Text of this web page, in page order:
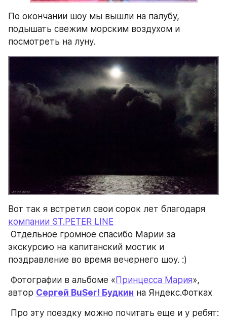
По окончании шоу мы вышли на палубу,
подышать свежим морским воздухом и
посмотреть на луну.
компании ST.PETER LINE
экскурсию на капитанский мостик и
поздравление во время вечернего шоу. :)
Фотографии в альбоме « Принцесса Мария»,
автор Сергей BuSer! Будкин на Яндекс.Фотках